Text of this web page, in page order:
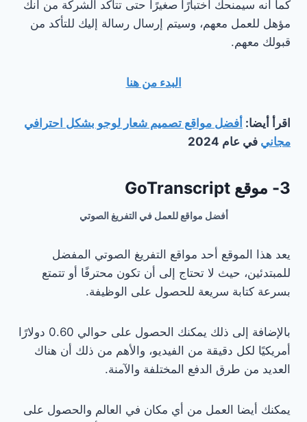
كما أنه سيمنحك اختبارًا صغيرًا حتى تتأكد الشركة من أنك
مؤهل للعمل معهم، وسيتم إرسال رسالة إليك للتأكد من
قبولك معهم.
البدء من هنا
اقرأ أيضا: أفضل مواقع تصميم شعار لوجو بشكل احترافي
مجاني في عام 2024
3- موقع GoTranscript
أفضل مواقع للعمل في التفريغ الصوتي
يعد هذا الموقع أحد مواقع التفريغ الصوتي المفضل
للمبتدئين، حيث لا تحتاج إلى أن تكون محترفًا أو تتمتع
بسرعة كتابة سريعة للحصول على الوظيفة.
بالإضافة إلى ذلك يمكنك الحصول على حوالي 0.60 دولارًا
أمريكيًا لكل دقيقة من الفيديو، والأهم من ذلك أن هناك
العديد من طرق الدفع المختلفة والآمنة.
يمكنك أيضا العمل من أي مكان في العالم والحصول على